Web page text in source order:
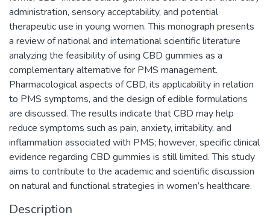
administration, sensory acceptability, and potential
therapeutic use in young women. This monograph presents
a review of national and international scientific literature
analyzing the feasibility of using CBD gummies as a
complementary alternative for PMS management.
Pharmacological aspects of CBD, its applicability in relation
to PMS symptoms, and the design of edible formulations
are discussed. The results indicate that CBD may help
reduce symptoms such as pain, anxiety, irritability, and
inflammation associated with PMS; however, specific clinical
evidence regarding CBD gummies is still limited. This study
aims to contribute to the academic and scientific discussion
on natural and functional strategies in women’s healthcare.
Description